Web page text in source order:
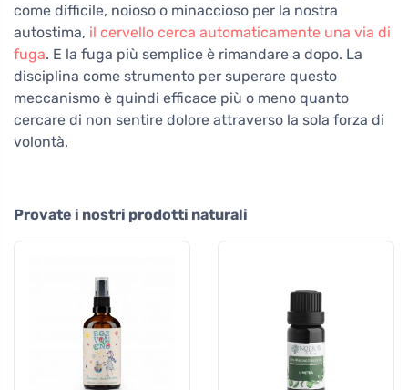
come difficile, noioso o minaccioso per la nostra
autostima, il cervello cerca automaticamente una via di
fuga. E la fuga più semplice è rimandare a dopo. La
disciplina come strumento per superare questo
meccanismo è quindi efficace più o meno quanto
cercare di non sentire dolore attraverso la sola forza di
volontà.
Provate i nostri prodotti naturali